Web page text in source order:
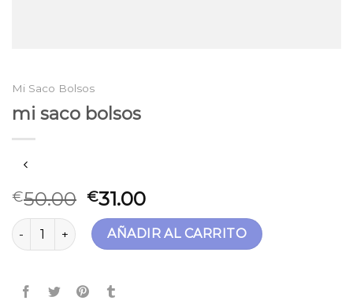
Mi Saco Bolsos
mi saco bolsos
€50.00 €31.00
mi saco bolsos cantidadAÑADIR AL CARRITO